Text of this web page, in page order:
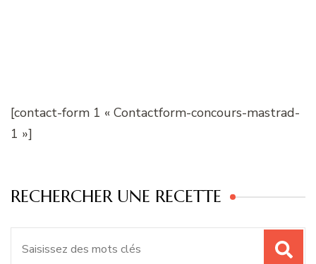
[contact-form 1 « Contactform-concours-mastrad-
1 »]
RECHERCHER UNE RECETTE